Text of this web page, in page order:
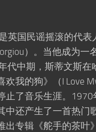
英国民谣摇滚的代
）。当他成为
代中期，斯蒂文斯
欢我的狗》（I Love
止了音乐生涯。1970
还产生了一首热门
出专辑《舵手的茶叶